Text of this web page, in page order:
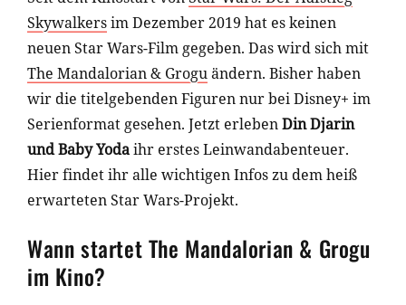
Skywalkersim Dezember 2019 hat es keinen
neuen Star Wars-Film gegeben. Das wird sich mit
The Mandalorian & Groguändern. Bisher haben
wir die titelgebenden Figuren nur bei Disney+ im
Serienformat gesehen. Jetzt erlebenDin Djarin
und Baby Yodaihr erstes Leinwandabenteuer.
Hier findet ihr alle wichtigen Infos zu dem heiß
erwarteten Star Wars-Projekt.
Wann startet The Mandalorian & Grogu
im Kino?